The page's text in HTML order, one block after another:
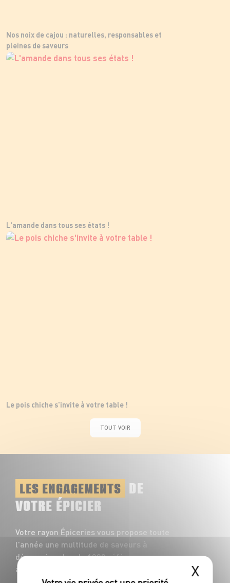
Nos noix de cajou : naturelles, responsables et
pleines de saveurs
L'amande dans tous ses états !
Le pois chiche s'invite à votre table !
TOUT VOIR
LES ENGAGEMENTS DE
VOTRE ÉPICIER
Votre rayon Épiceries vous propose toute
l'année une multitude de saveurs à
découvrir : plus de 1200 références
accompagnent vos repas du quotidien !
X